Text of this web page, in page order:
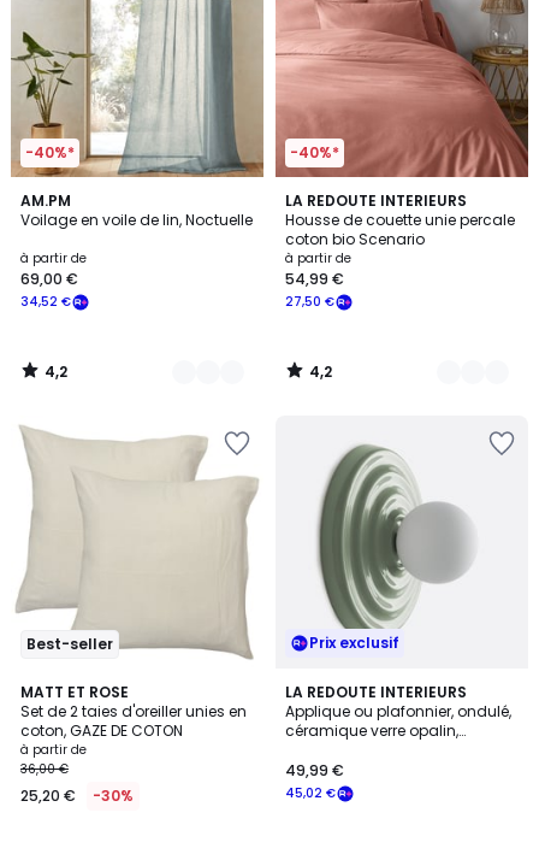
-40%*
AM.PM
Voilage en voile de lin, Noctuelle
à partir de
34,52 €
69,00 €
4,2
/ 5
3
Couleurs
4,2
/
-40%*
LA REDOUTE INTERIEURS
Housse de couette unie percale
coton bio Scenario
à partir de
27,50 €
54,99 €
4,2
/ 5
12
Couleurs
4,2
/
Best-seller
MATT ET ROSE
Set de 2 taies d'oreiller unies en
coton, GAZE DE COTON
à partir de
36,00 €
25,20 € -30%
4,2
/ 5
11
Couleurs
Prix exclusif
LA REDOUTE INTERIEURS
Applique ou plafonnier, ondulé,
céramique verre opalin,
45,02 €
49,99 €
4,8
/ 5
4
Couleurs